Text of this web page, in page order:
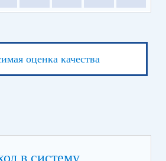
оценка качества
в систему